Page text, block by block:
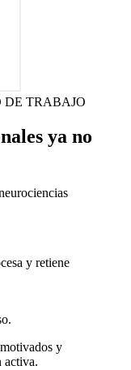
DE TRABAJO
ya no
y retiene
y
activa.